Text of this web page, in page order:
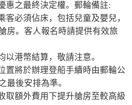
房。客人報名時請提供有效旅
最後安排為準。